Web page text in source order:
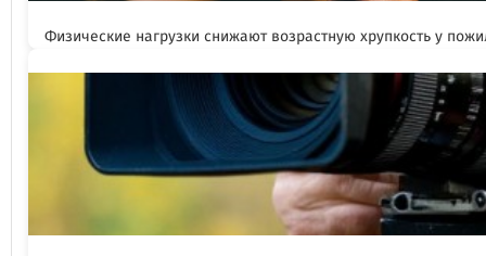
Физические нагрузки снижают возрастную хрупкость у